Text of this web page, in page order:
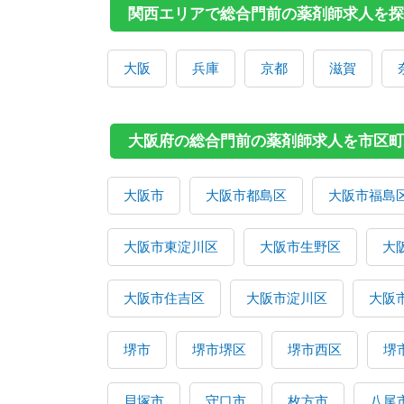
関西エリアで総合門前の薬剤師求人を
大阪 兵庫 京都 滋賀
大阪府の総合門前の薬剤師求人を市区
大阪市 大阪市都島区 大阪市福島
大阪市東淀川区 大阪市生野区 大
大阪市住吉区 大阪市淀川区 大阪
堺市 堺市堺区 堺市西区 堺
貝塚市 守口市 枚方市 八尾